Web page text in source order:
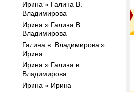
Ирина » Галина В.
Владимирова
Ирина » Галина В.
Владимирова
Галина в. Владимирова »
Ирина
Ирина » Галина в.
Владимирова
Ирина » Ирина